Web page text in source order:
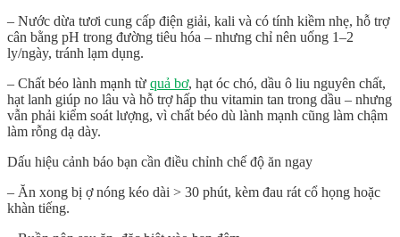
– Nước dừa tươi cung cấp điện giải, kali và có tính kiềm nhẹ, hỗ trợ
cân bằng pH trong đường tiêu hóa – nhưng chỉ nên uống 1–2
ly/ngày, tránh lạm dụng.
– Chất béo lành mạnh từ quả bơ, hạt óc chó, dầu ô liu nguyên chất,
hạt lanh giúp no lâu và hỗ trợ hấp thu vitamin tan trong dầu – nhưng
vẫn phải kiểm soát lượng, vì chất béo dù lành mạnh cũng làm chậm
làm rỗng dạ dày.
Dấu hiệu cảnh báo bạn cần điều chỉnh chế độ ăn ngay
– Ăn xong bị ợ nóng kéo dài > 30 phút, kèm đau rát cổ họng hoặc
khàn tiếng.